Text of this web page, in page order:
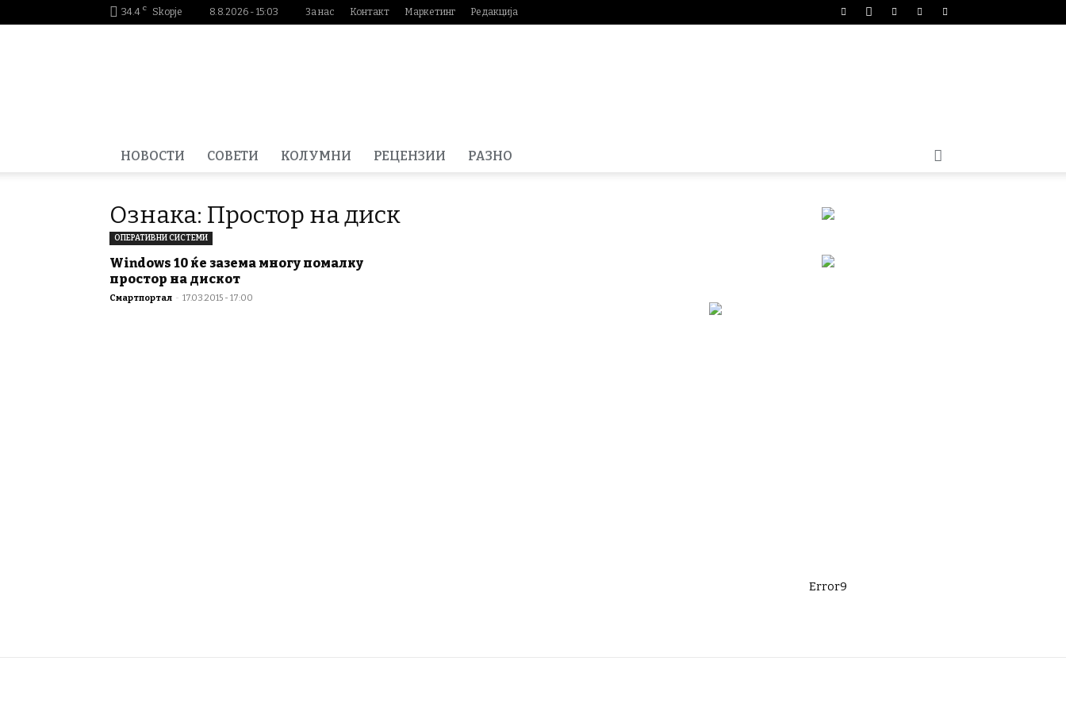
34.4 C Skopje 8.8.2026 - 15:03 За нас Контакт Маркетинг Редакција
НОВОСТИ СОВЕТИ КОЛУМНИ РЕЦЕНЗИИ РАЗНО
Ознака: Простор на диск
ОПЕРАТИВНИ СИСТЕМИ
Windows 10 ќе зазема многу помалку
простор на дискот
Смартпортал - 17.03.2015 - 17:00
Error9